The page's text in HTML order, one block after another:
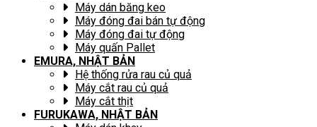
Máy dán băng keo
Máy đóng đai bán tự động
Máy đóng đai tự động
Máy quấn Pallet
EMURA, NHẬT BẢN
Hệ thống rửa rau củ quả
Máy cắt rau củ quả
Máy cắt thịt
FURUKAWA, NHẬT BẢN